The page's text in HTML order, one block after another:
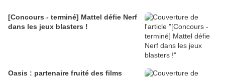
[Concours - terminé] Mattel défie Nerf
dans les jeux blasters !
Oasis : partenaire fruité des films